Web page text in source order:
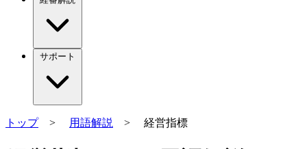
サポート
トップ> 用語解説 > 経営指標